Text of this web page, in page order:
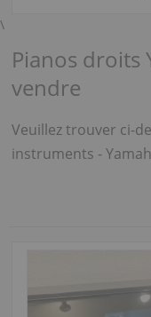
\
Pianos droits
vendre
Veuillez trouver ci-
instruments -